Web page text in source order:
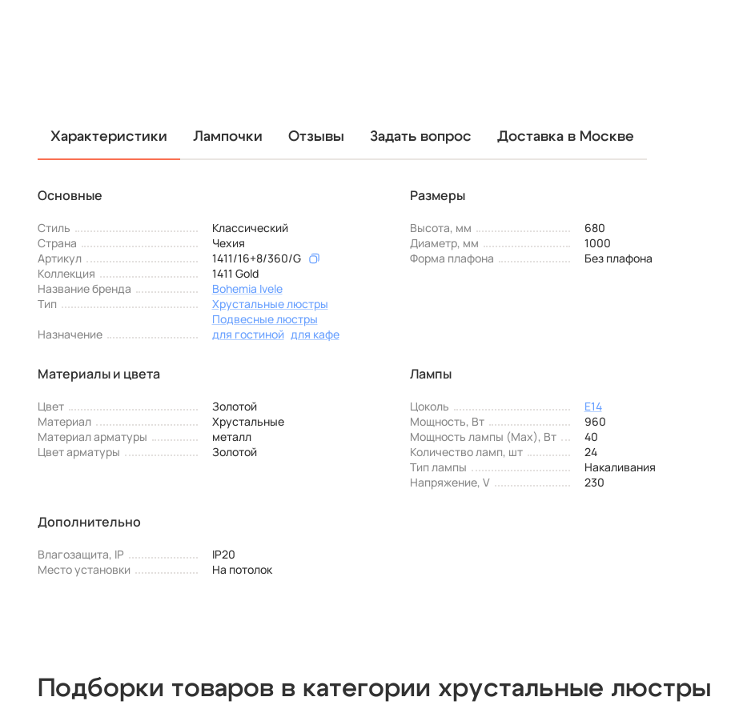
Характеристики Лампочки Отзывы Задать вопрос Доставка в Москве
Основные
Стиль
Классический
Страна
Чехия
Артикул
1411/16+8/360/G
Коллекция
1411 Gold
Название бренда
Bohemia Ivele
Тип
Хрустальные люстры
Подвесные люстры
Назначение
для гостиной для кафе
Размеры
Высота, мм
680
Диаметр, мм
1000
Форма плафона
Без плафона
Материалы и цвета
Цвет
Золотой
Материал
Хрустальные
Материал арматуры
металл
Цвет арматуры
Золотой
Лампы
Цоколь
E14
Мощность, Вт
960
Мощность лампы (Max), Вт
40
Количество ламп, шт
24
Тип лампы
Накаливания
Напряжение, V
230
Дополнительно
Влагозащита, IP
IP20
Место установки
На потолок
Подборки товаров в категории хрустальные люстры